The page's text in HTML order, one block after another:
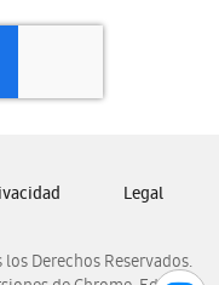
Derechos Reservados.
Legal